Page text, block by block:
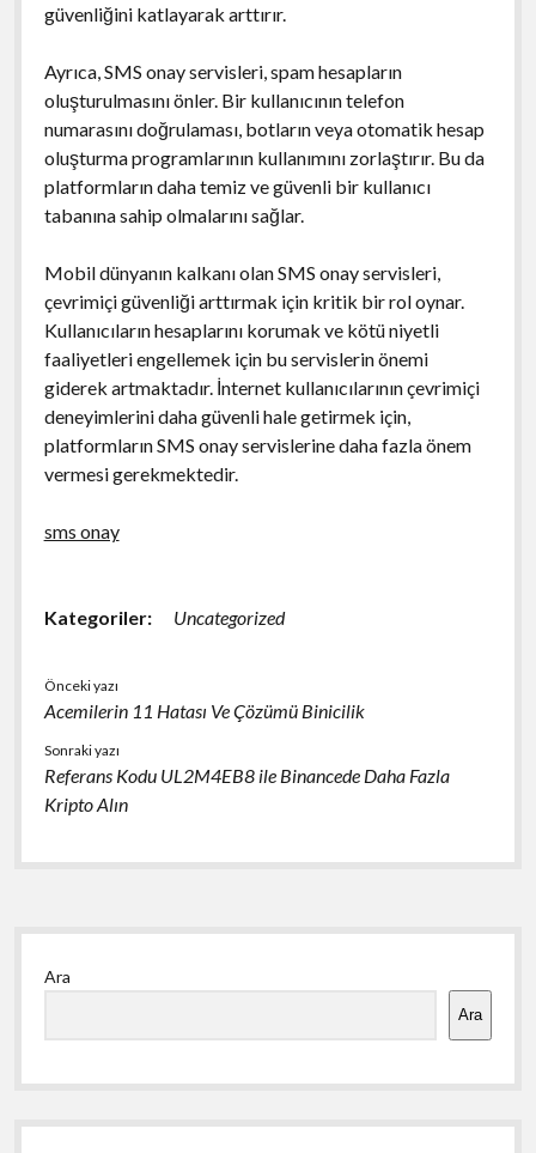
güvenliğini katlayarak arttırır.
Ayrıca, SMS onay servisleri, spam hesapların
oluşturulmasını önler. Bir kullanıcının telefon
numarasını doğrulaması, botların veya otomatik hesap
oluşturma programlarının kullanımını zorlaştırır. Bu da
platformların daha temiz ve güvenli bir kullanıcı
tabanına sahip olmalarını sağlar.
Mobil dünyanın kalkanı olan SMS onay servisleri,
çevrimiçi güvenliği arttırmak için kritik bir rol oynar.
Kullanıcıların hesaplarını korumak ve kötü niyetli
faaliyetleri engellemek için bu servislerin önemi
giderek artmaktadır. İnternet kullanıcılarının çevrimiçi
deneyimlerini daha güvenli hale getirmek için,
platformların SMS onay servislerine daha fazla önem
vermesi gerekmektedir.
sms onay
Kategoriler: Uncategorized
Önceki yazı
Acemilerin 11 Hatası Ve Çözümü Binicilik
Sonraki yazı
Referans Kodu UL2M4EB8 ile Binancede Daha Fazla
Kripto Alın
Yan
Menü
Ara
Ara